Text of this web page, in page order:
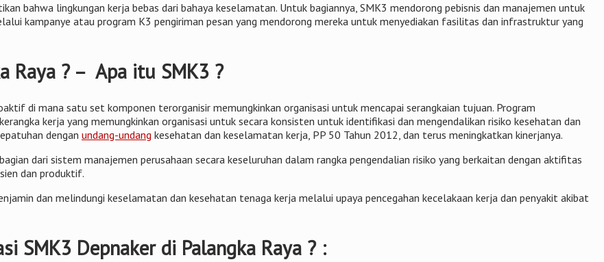
bahwa lingkungan kerja bebas dari bahaya keselamatan. Untuk bagiannya, SMK3 mendorong pebisnis dan manajemen untuk
kampanye atau program K3 pengiriman pesan yang mendorong mereka untuk menyediakan fasilitas dan infrastruktur yang
Raya ? – Apa itu SMK3 ?
di mana satu set komponen terorganisir memungkinkan organisasi untuk mencapai serangkaian tujuan. Program
kerja yang memungkinkan organisasi untuk secara konsisten untuk identifikasi dan mengendalikan risiko kesehatan dan
dengan undang-undang kesehatan dan keselamatan kerja, PP 50 Tahun 2012, dan terus meningkatkan kinerjanya.
dari sistem manajemen perusahaan secara keseluruhan dalam rangka pengendalian risiko yang berkaitan dengan aktifitas
dan produktif.
dan melindungi keselamatan dan kesehatan tenaga kerja melalui upaya pencegahan kecelakaan kerja dan penyakit akibat
SMK3 Depnaker di Palangka Raya ? :